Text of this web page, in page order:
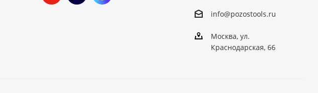
info@pozostools.ru
Москва, ул.
Краснодарская, 66